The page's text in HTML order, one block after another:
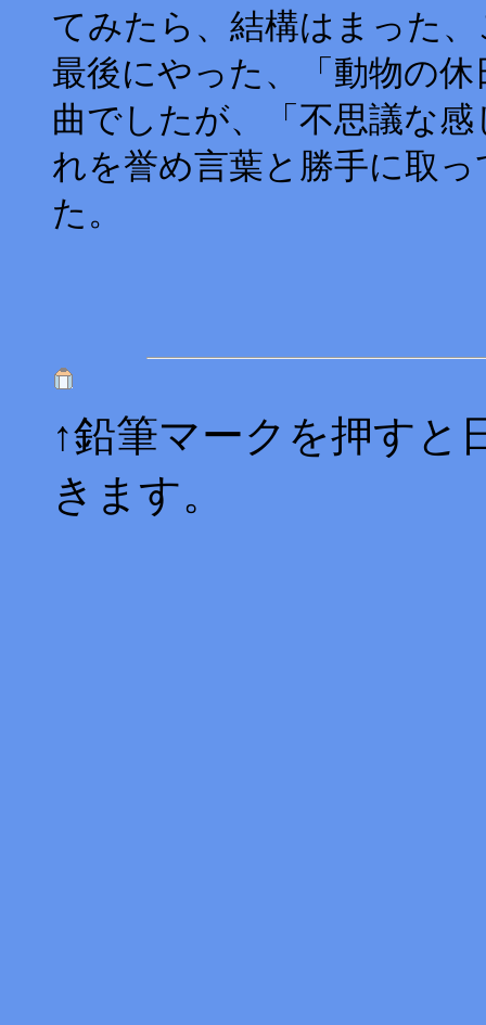
てみたら、結構はまった
最後にやった、「動物の
曲でしたが、「不思議な
れを誉め言葉と勝手に取
た。
↑鉛筆マークを押すと
きます。